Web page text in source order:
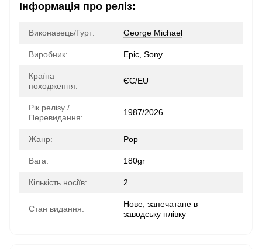
Інформація про реліз:
Виконавець/Гурт: George Michael
Виробник: Epic, Sony
Країна
походження:
ЄС/EU
Рік релізу /
Перевидання:
1987/2026
Жанр: Pop
Вага: 180gr
Кількість носіїв: 2
Стан видання:
Нове, запечатане в
заводську плівку